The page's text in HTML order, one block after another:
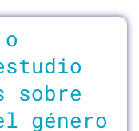
sobre
género